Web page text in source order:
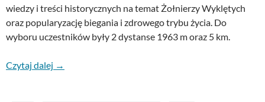
wiedzy i treści historycznych na temat Żołnierzy Wyklętych
oraz popularyzację biegania i zdrowego trybu życia. Do
wyboru uczestników były 2 dystanse 1963 m oraz 5 km.
Czytaj dalej →